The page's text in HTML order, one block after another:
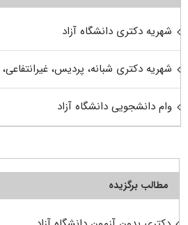
شهریه دکتری دانشگاه آزاد
شهریه دکتری شبانه، پردیس، غیرانتفاعی،
وام دانشجویی دانشگاه آزاد
مطالب برگزیده